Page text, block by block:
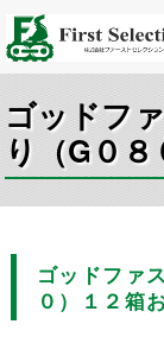
ゴッドフ
り（G０
ゴッドファ
０）１２箱